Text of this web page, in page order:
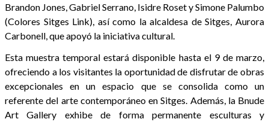
Brandon Jones, Gabriel Serrano, Isidre Roset y Simone Palumbo
(Colores Sitges Link), así como la alcaldesa de Sitges, Aurora
Carbonell, que apoyó la iniciativa cultural.
Esta muestra temporal estará disponible hasta el 9 de marzo,
ofreciendo a los visitantes la oportunidad de disfrutar de obras
excepcionales en un espacio que se consolida como un
referente del arte contemporáneo en Sitges. Además, la Bnude
Art Gallery exhibe de forma permanente esculturas y